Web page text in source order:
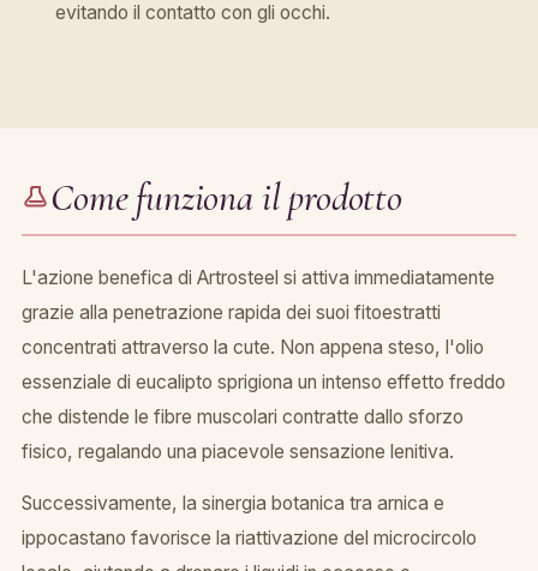
evitando il contatto con gli occhi.
Come funziona il prodotto
L'azione benefica di Artrosteel si attiva immediatamente
grazie alla penetrazione rapida dei suoi fitoestratti
concentrati attraverso la cute. Non appena steso, l'olio
essenziale di eucalipto sprigiona un intenso effetto freddo
che distende le fibre muscolari contratte dallo sforzo
fisico, regalando una piacevole sensazione lenitiva.
Successivamente, la sinergia botanica tra arnica e
ippocastano favorisce la riattivazione del microcircolo